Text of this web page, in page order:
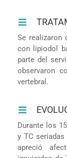
Se realizaron
con lipiodol
parte del
observaron
vertebral.
Durante los
y TC
apreció